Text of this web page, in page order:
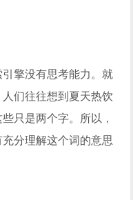
擎没有思考能力。就
们往往想到夏天热饮
只是两个字。所以，
分理解这个词的意思